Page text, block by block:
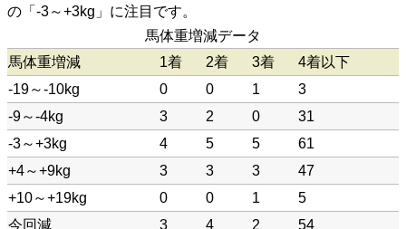
の「-3～+3kg」に注目です。
馬体重増減データ
馬体重増減
1着 2着 3着
4着以下
-19～-10kg
0 0 1
3
-9～-4kg
3 2 0
31
-3～+3kg
4 5 5
61
+4～+9kg
3 3 3
47
+10～+19kg
0 0 1
5
今回減
3 4 2
54